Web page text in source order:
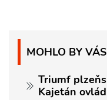
MOHLO BY
Triumf
Kajetán